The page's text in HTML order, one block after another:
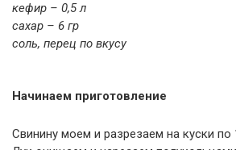
кефир – 0,5 л
сахар – 6 гр
соль, перец по вкусу
Начинаем приготовление
Свинину моем и разрезаем на куски по